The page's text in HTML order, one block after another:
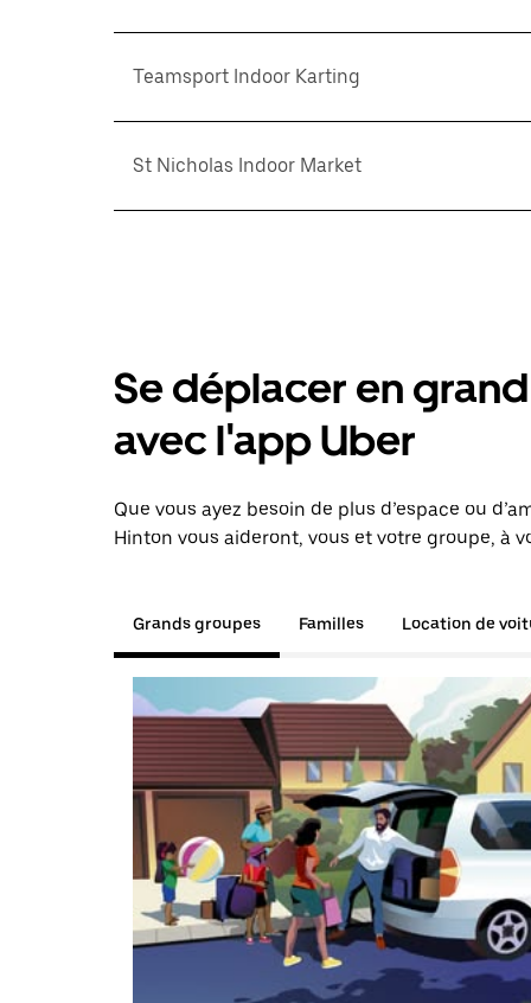
Teamsport Indoor Karting
St Nicholas Indoor Market
Se déplacer en
avec l'app Uber
Que vous ayez besoin de plus d’espace ou
Hinton vous aideront, vous et votre groupe, à
Grands groupes Familles Location de